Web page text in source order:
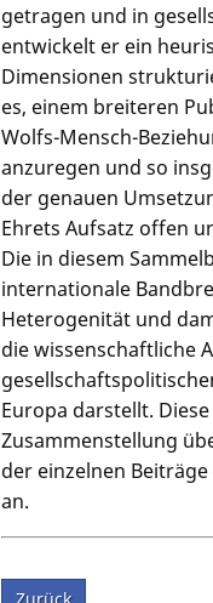
getragen und in
entwickelt er ein
Dimensionen
es, einem breiteren
Wolfs-Mensch-
anzuregen und so
der genauen
Ehrets Aufsatz offen
Die in diesem
internationale
Heterogenität und
die wissenschaftliche
Europa darstellt.
Zusammenstellung
der einzelnen
an.